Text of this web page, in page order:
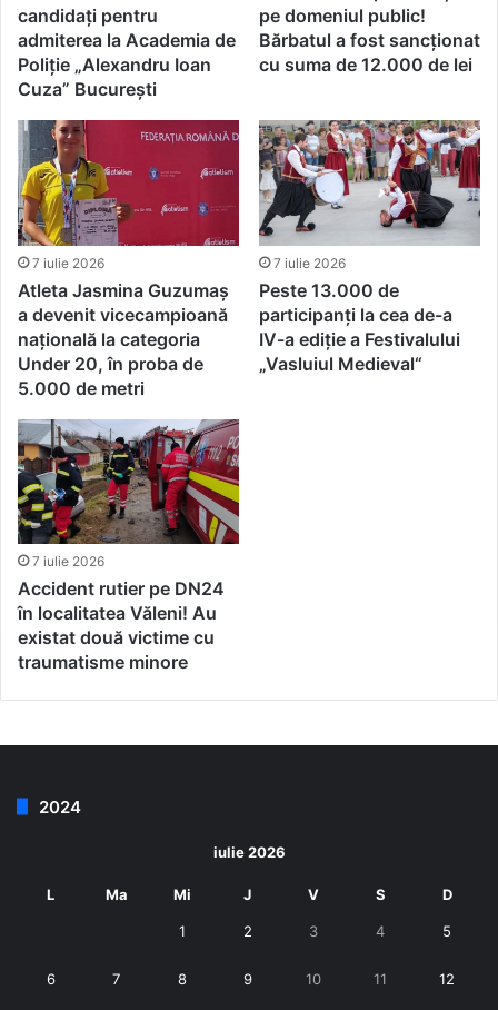
candidați pentru
admiterea la Academia de
Poliție „Alexandru Ioan
Cuza” București
pe domeniul public!
Bărbatul a fost sancționat
cu suma de 12.000 de lei
7 iulie 2026
Atleta Jasmina Guzumaș
a devenit vicecampioană
națională la categoria
Under 20, în proba de
5.000 de metri
7 iulie 2026
Peste 13.000 de
participanți la cea de-a
IV-a ediție a Festivalului
„Vasluiul Medieval“
7 iulie 2026
Accident rutier pe DN24
în localitatea Văleni! Au
existat două victime cu
traumatisme minore
2024
iulie 2026
L Ma Mi J V S D
1 2 3 4 5
6 7 8 9 10 11 12